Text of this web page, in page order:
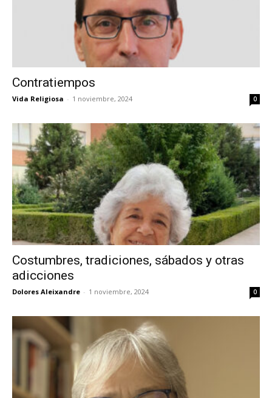
Contratiempos
Vida Religiosa - 1 noviembre, 2024 0
Costumbres, tradiciones, sábados y otras
adicciones
Dolores Aleixandre - 1 noviembre, 2024 0